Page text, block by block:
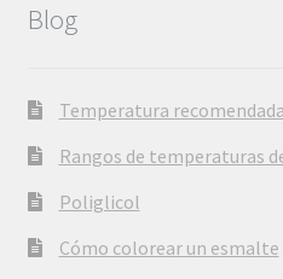
Blog
Temperatura
Rangos de temperaturas
Poliglicol
Cómo colorear un esmalte